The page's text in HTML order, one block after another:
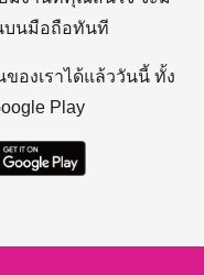
บนมือถือทันที
องเราได้แล้ววันนี้ ทั้ง
Play